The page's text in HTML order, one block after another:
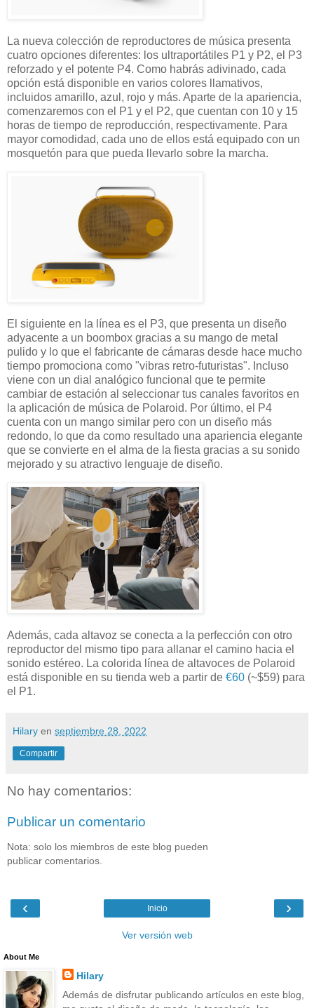
La nueva colección de reproductores de música presenta
cuatro opciones diferentes: los ultraportátiles P1 y P2, el P3
reforzado y el potente P4. Como habrás adivinado, cada
opción está disponible en varios colores llamativos,
incluidos amarillo, azul, rojo y más. Aparte de la apariencia,
comenzaremos con el P1 y el P2, que cuentan con 10 y 15
horas de tiempo de reproducción, respectivamente. Para
mayor comodidad, cada uno de ellos está equipado con un
mosquetón para que pueda llevarlo sobre la marcha.
El siguiente en la línea es el P3, que presenta un diseño
adyacente a un boombox gracias a su mango de metal
pulido y lo que el fabricante de cámaras desde hace mucho
tiempo promociona como "vibras retro-futuristas". Incluso
viene con un dial analógico funcional que te permite
cambiar de estación al seleccionar tus canales favoritos en
la aplicación de música de Polaroid. Por último, el P4
cuenta con un mango similar pero con un diseño más
redondo, lo que da como resultado una apariencia elegante
que se convierte en el alma de la fiesta gracias a su sonido
mejorado y su atractivo lenguaje de diseño.
Además, cada altavoz se conecta a la perfección con otro
reproductor del mismo tipo para allanar el camino hacia el
sonido estéreo. La colorida línea de altavoces de Polaroid
está disponible en su tienda web a partir de €60 (~$59) para
el P1.
Hilary en septiembre 28, 2022
Compartir
No hay comentarios:
Publicar un comentario
Nota: solo los miembros de este blog pueden
publicar comentarios.
‹ ›
Inicio
Ver versión web
About Me
Hilary
Además de disfrutar publicando artículos en este blog,